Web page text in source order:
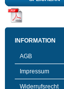
INFORMATION
AGB
Impressum
Widerrufsrecht